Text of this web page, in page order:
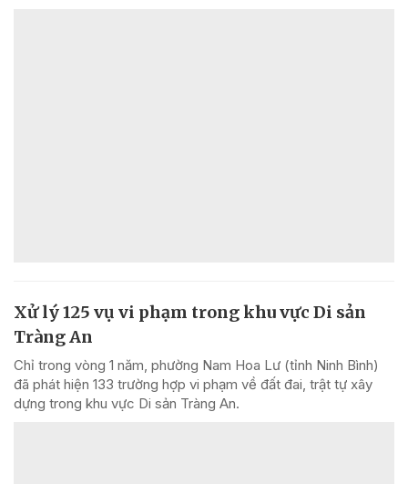
Xử lý 125 vụ vi phạm trong khu vực Di sản
Tràng An
Chỉ trong vòng 1 năm, phường Nam Hoa Lư (tỉnh Ninh Bình)
đã phát hiện 133 trường hợp vi phạm về đất đai, trật tự xây
dựng trong khu vực Di sản Tràng An.